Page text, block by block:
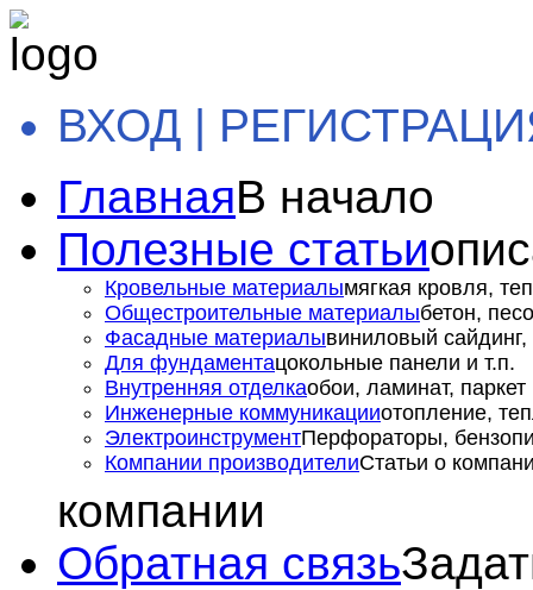
ВХОД |
ГлавнаяВ начало
Полезные статьи
Кровельные материалымягкая кровля,
Общестроительные материалыбетон,
Фасадные материалывиниловый сайдинг,
Для фундаментацокольные панели и т.п.
Внутренняя отделкаобои, ламинат, паркет
Инженерные коммуникацииотопление,
ЭлектроинструментПерфораторы,
Компании производителиСтатьи о
компании
Обратная связь